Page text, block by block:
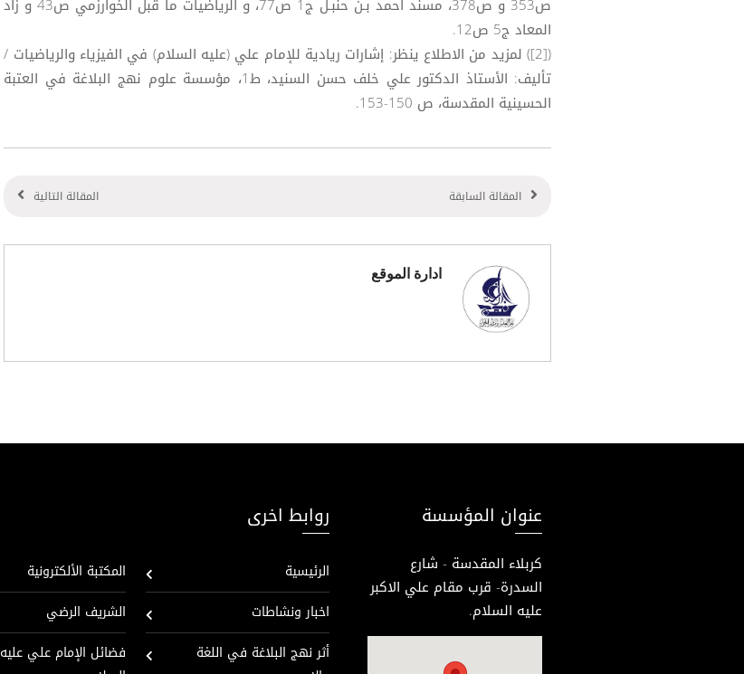
المعاد ج5 ص12.
([2]) لمزيد من الاطلاع ينظر: إشارات ريادية للإمام علي (عليه السلام) في الفيزياء والرياضيات /
تأليف: الأستاذ الدكتور علي خلف حسن السنيد، ط1، مؤسسة علوم نهج البلاغة في العتبة
الحسينية المقدسة، ص 150-153.
المقالة السابقة المقالة التالية
ادارة الموقع
عنوان المؤسسة
كربلاء المقدسة - شارع
السدرة- قرب مقام علي الاكبر
عليه السلام.
روابط اخرى
الرئيسية
اخبار ونشاطات
أثر نهج البلاغة في اللغة
المكتبة الألكترونية
الشريف الرضي
فضائل الإمام علي عليه